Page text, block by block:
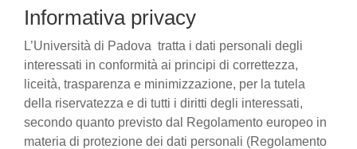
Informativa privacy
L’Università di Padova tratta i dati personali degli
interessati in conformità ai principi di correttezza,
liceità, trasparenza e minimizzazione, per la tutela
della riservatezza e di tutti i diritti degli interessati,
secondo quanto previsto dal Regolamento europeo in
materia di protezione dei dati personali (Regolamento